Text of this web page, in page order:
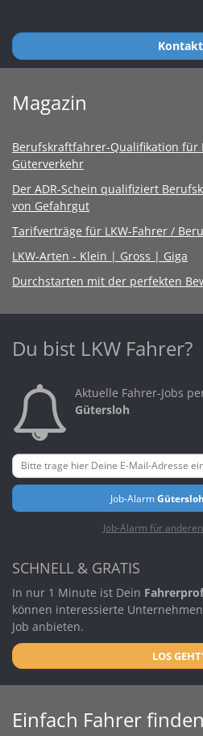
Kontakt
Magazin
Berufskraftfahrer-Qualifikation für
Güterverkehr
Der ADR-Schein qualifiziert
von Gefahrgut
Tarifverträge für LKW-Fahrer /
LKW-Arten - Klein | Gross | Giga
Durchstarten mit der perfekten
Du bist LKW Fahrer?
Aktuelle Fahrer-Jobs
Gütersloh
Job-AlarmGütersloh
Job-Alarm für
SCHNELL & GRATIS
In nur 1 Minute ist Dein
können interessierte
Job anbieten.
LOS
Einfach Fahrer finden